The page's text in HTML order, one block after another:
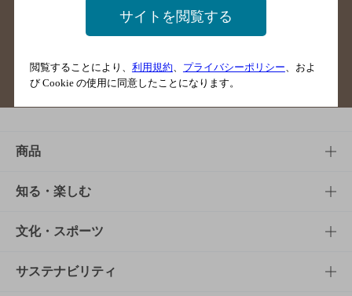
掲載店舗様ログイン
サイトマップ ご意見・ご感想
商品
商品TOP
商品一覧
商品発売情報
知る・楽しむ
知る・楽しむTOP
キャンペーン
文化・スポーツ
文化・スポーツTOP
サステナビリティ
サイトを閲覧する
閲覧することにより、 利用規約 プライバシーポリシー 、およ
び Cookie の使用に同意したことになります。